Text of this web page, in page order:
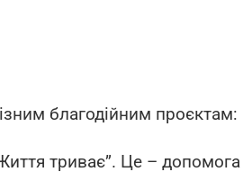
благодійним проєктам:
триває”. Це – допомога